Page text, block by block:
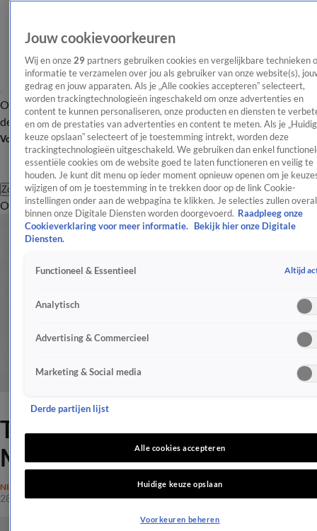
OverzichtAfleveringen Entertainment TV Algemeen
Tip
de redactieNieuwsbrief
Volg Shownieuws
Zoeken
OverzichtEntertainmentSpraakmakendRealityCrimeVideo's
Tiende kind voor Eddie
Murphy
NIEUWS
28 aug 2018, 07:30
Jouw cookievoorkeuren
Wij en onze 29 partners gebruiken cookies en vergelijkbare technieken
informatie te verzamelen over jou als gebruiker van onze website(s),
gedrag en jouw apparaten. Als je „Alle cookies accepteren” selecteert,
worden trackingtechnologieën ingeschakeld om onze advertenties en
content te kunnen personaliseren, onze producten en diensten te
en om de prestaties van advertenties en content te meten. Als je
keuze opslaan” selecteert of je toestemming intrekt, worden deze
trackingtechnologieën uitgeschakeld. We gebruiken dan enkel
essentiële cookies om de website goed te laten functioneren en veilig te
houden. Je kunt dit menu op ieder moment opnieuw openen om je
wijzigen of om je toestemming in te trekken door op de link Cookie-
instellingen onder aan de webpagina te klikken. Je selecties zullen overal
binnen onze Digitale Diensten worden doorgevoerd. Raadpleeg onze
Cookieverklaring voor meer informatie.
Bekijk hier onze Digitale
Diensten.
Functioneel & Essentieel Altijd
Analytisch
Advertising & Commercieel
Marketing & Social media
Derde partijen lijst
Alle cookies accepteren
Huidige keuze opslaan
Voorkeuren beheren